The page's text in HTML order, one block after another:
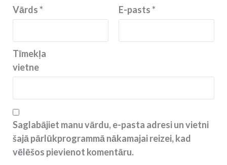
Vārds* E-pasts*
Tīmekļa
vietne
Saglabājiet manu vārdu, e-pasta adresi un vietni
šajā pārlūkprogrammā nākamajai reizei, kad
vēlēšos pievienot komentāru.